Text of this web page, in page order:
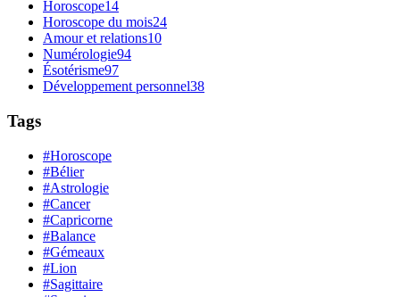
Horoscope14
Horoscope du mois24
Amour et relations10
Numérologie94
Ésotérisme97
Développement personnel38
Tags
#Horoscope
#Bélier
#Astrologie
#Cancer
#Capricorne
#Balance
#Gémeaux
#Lion
#Sagittaire